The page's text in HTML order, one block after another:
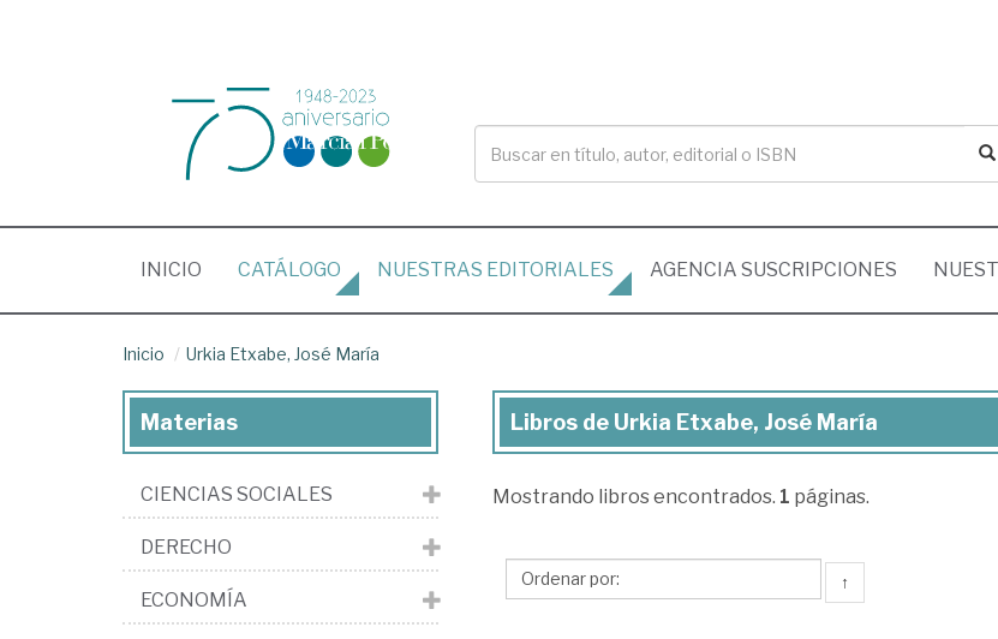
INICIO (CURRENT)
CATÁLOGO NUESTRAS EDITORIALES AGENCIA SUSCRIPCIONES
Inicio Urkia Etxabe, José María
Libros
Urkia
José
Libros de Urkia Etxabe, José María
Mostrando libros encontrados. 1 páginas.
↑
Materias
CIENCIAS SOCIALES
DERECHO
ECONOMÍA